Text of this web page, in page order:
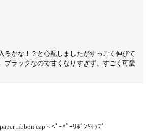
るかな！？と心配しましたがすっごく伸びて
ブラックなので甘くなりすぎず、すごく可愛
paper ribbon cap～ﾍﾟｰﾊﾟｰﾘﾎﾞﾝｷｬｯﾌﾟ